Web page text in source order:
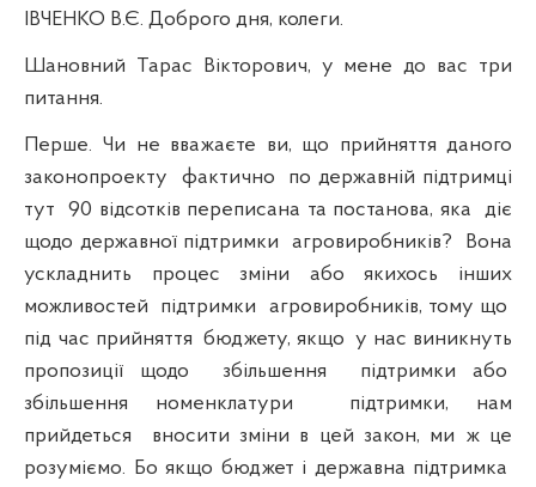
ІВЧЕНКО В.Є. Доброго дня, колеги.
Шановний Тарас Вікторович, у мене до вас три
питання.
Перше. Чи не вважаєте ви, що прийняття даного
законопроекту
фактично
по державній підтримці
тут
90 відсотків переписана та постанова, яка
діє
щодо державної підтримки
агровиробників?
Вона
ускладнить процес зміни або якихось інших
можливостей
підтримки
агровиробників, тому що
під час прийняття бюджету, якщо у нас виникнуть
пропозиції щодо
збільшення
підтримки або
збільшення номенклатури
підтримки, нам
прийдеться
вносити зміни в цей закон, ми ж це
розуміємо. Бо якщо бюджет і державна підтримка